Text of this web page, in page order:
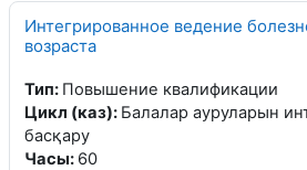
Интегрированное ведение
возраста
Тип: Повышение квалификации
Цикл (каз): Балалар ауруларын
басқару
Часы: 60